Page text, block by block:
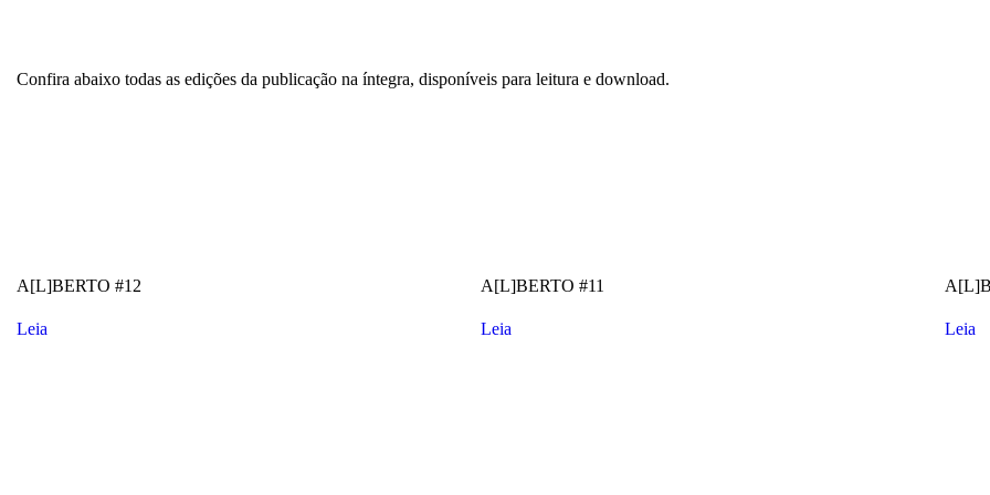
Confira abaixo todas as edições da publicação na íntegra, disponíveis para leitura e download.
A[L]BERTO #12
Leia
A[L]BERTO #11
Leia Leia